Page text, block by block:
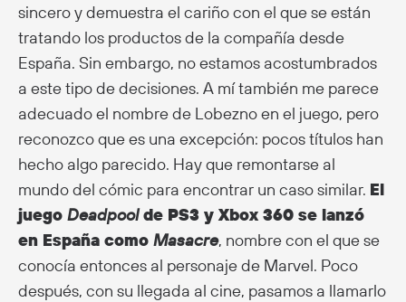
sincero y demuestra el cariño con el que se están
tratando los productos de la compañía desde
España. Sin embargo, no estamos acostumbrados
a este tipo de decisiones. A mí también me parece
adecuado el nombre de Lobezno en el juego, pero
reconozco que es una excepción: pocos títulos han
hecho algo parecido. Hay que remontarse al
mundo del cómic para encontrar un caso similar. El
juego Deadpoolde PS3 y Xbox 360 se lanzó
en España como Masacre, nombre con el que se
conocía entonces al personaje de Marvel. Poco
después, con su llegada al cine, pasamos a llamarlo